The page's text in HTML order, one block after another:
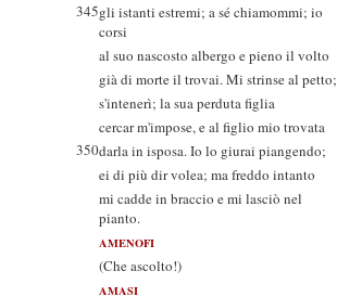
345gli istanti estremi; a sé chiamommi; io
corsi
al suo nascosto albergo e pieno il volto
già di morte il trovai. Mi strinse al petto;
s'intenerì; la sua perduta figlia
cercar m'impose, e al figlio mio trovata
350darla in isposa. Io lo giurai piangendo;
ei di più dir volea; ma freddo intanto
mi cadde in braccio e mi lasciò nel
pianto.
AMENOFI
(Che ascolto!)
AMASI